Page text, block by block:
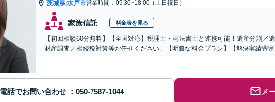
茨城県|水戸市営業時間：09:30~18:00（土日祝日）
家族信託 料金表を見る
【初回相談60分無料】【全国対応】税理士・司法書士と連携可能！遺産分割／
財産調査／相続税対策等お任せください。【明瞭な料金プラン】【解決実績豊富
電話でお問い合わせ メ